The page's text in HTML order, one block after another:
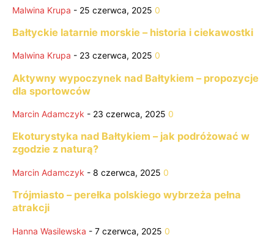
Malwina Krupa - 25 czerwca, 2025 0
Bałtyckie latarnie morskie – historia i ciekawostki
Malwina Krupa - 23 czerwca, 2025 0
Aktywny wypoczynek nad Bałtykiem – propozycje
dla sportowców
Marcin Adamczyk - 23 czerwca, 2025 0
Ekoturystyka nad Bałtykiem – jak podróżować w
zgodzie z naturą?
Marcin Adamczyk - 8 czerwca, 2025 0
Trójmiasto – perełka polskiego wybrzeża pełna
atrakcji
Hanna Wasilewska - 7 czerwca, 2025 0